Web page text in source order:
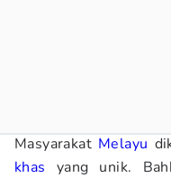
Masyarakat Melayu
khas yang unik.